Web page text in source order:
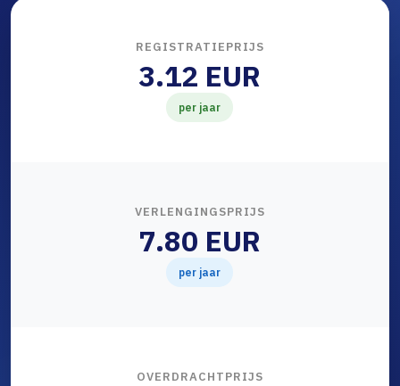
REGISTRATIEPRIJS
3.12 EUR
per jaar
VERLENGINGSPRIJS
7.80 EUR
per jaar
OVERDRACHTPRIJS